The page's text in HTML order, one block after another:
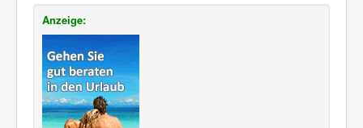
Anzeige: